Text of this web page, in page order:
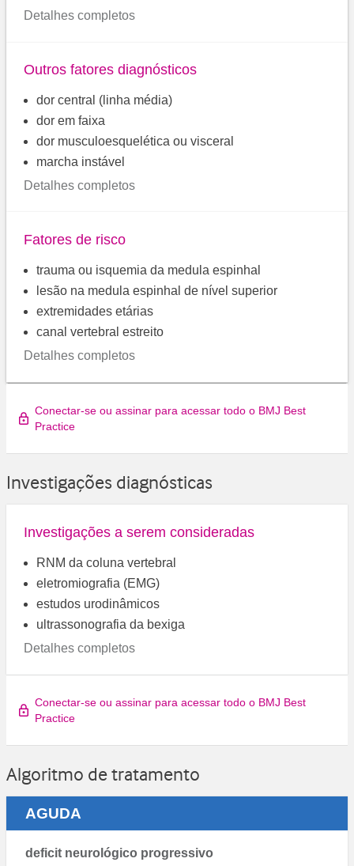
Detalhes completos
Outros fatores diagnósticos
dor central (linha média)
dor em faixa
dor musculoesquelética ou visceral
marcha instável
Detalhes completos
Fatores de risco
trauma ou isquemia da medula espinhal
lesão na medula espinhal de nível superior
extremidades etárias
canal vertebral estreito
Detalhes completos
Conectar-se ou assinar para acessar todo o BMJ Best
Practice
Investigações diagnósticas
Investigações a serem consideradas
RNM da coluna vertebral
eletromiografia (EMG)
estudos urodinâmicos
ultrassonografia da bexiga
Detalhes completos
Conectar-se ou assinar para acessar todo o BMJ Best
Practice
Algoritmo de tratamento
AGUDA
deficit neurológico progressivo